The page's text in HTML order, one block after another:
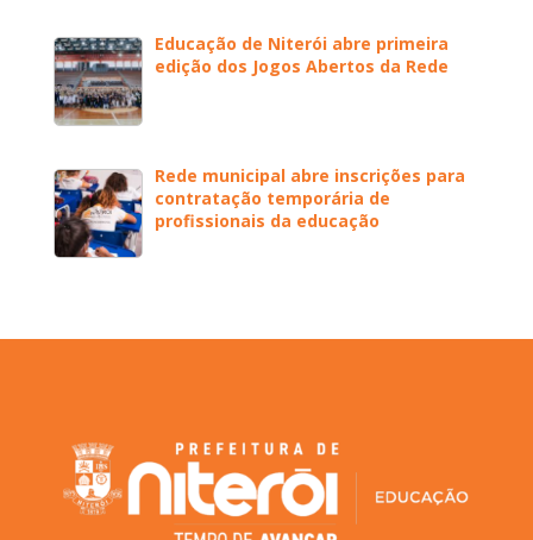
Educação de Niterói abre primeira
edição dos Jogos Abertos da Rede
Rede municipal abre inscrições para
contratação temporária de
profissionais da educação